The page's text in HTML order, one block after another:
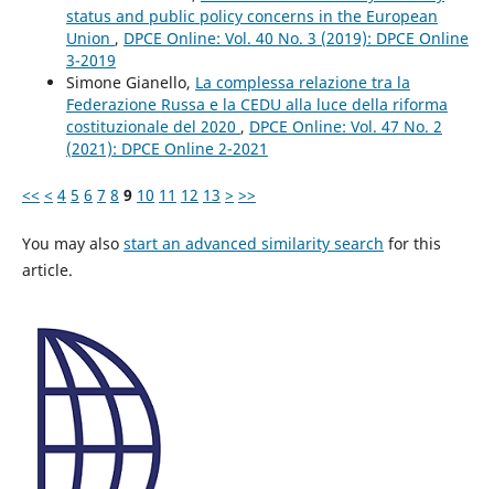
status and public policy concerns in the European
Union , DPCE Online: Vol. 40 No. 3 (2019): DPCE Online
3-2019
Simone Gianello, La complessa relazione tra la
Federazione Russa e la CEDU alla luce della riforma
costituzionale del 2020 , DPCE Online: Vol. 47 No. 2
(2021): DPCE Online 2-2021
<< < 4 5 6 7 8 9 10 11 12 13 > >>
You may also start an advanced similarity search for this
article.